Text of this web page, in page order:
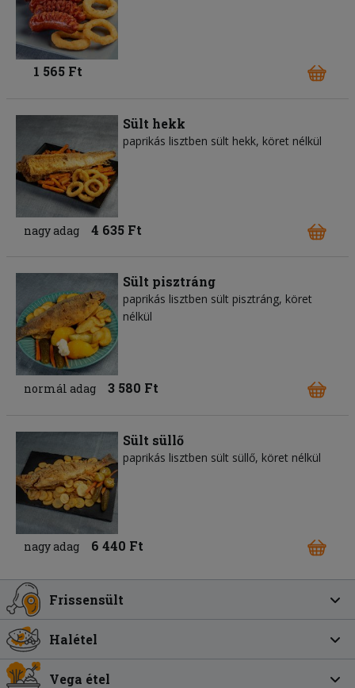
1 565 Ft
Sült hekk
paprikás lisztben sült hekk, köret nélkül
nagy adag 4 635 Ft
Sült pisztráng
paprikás lisztben sült pisztráng, köret
nélkül
normál adag 3 580 Ft
Sült süllő
paprikás lisztben sült süllő, köret nélkül
nagy adag 6 440 Ft
Frissensült
Halétel
Vega étel